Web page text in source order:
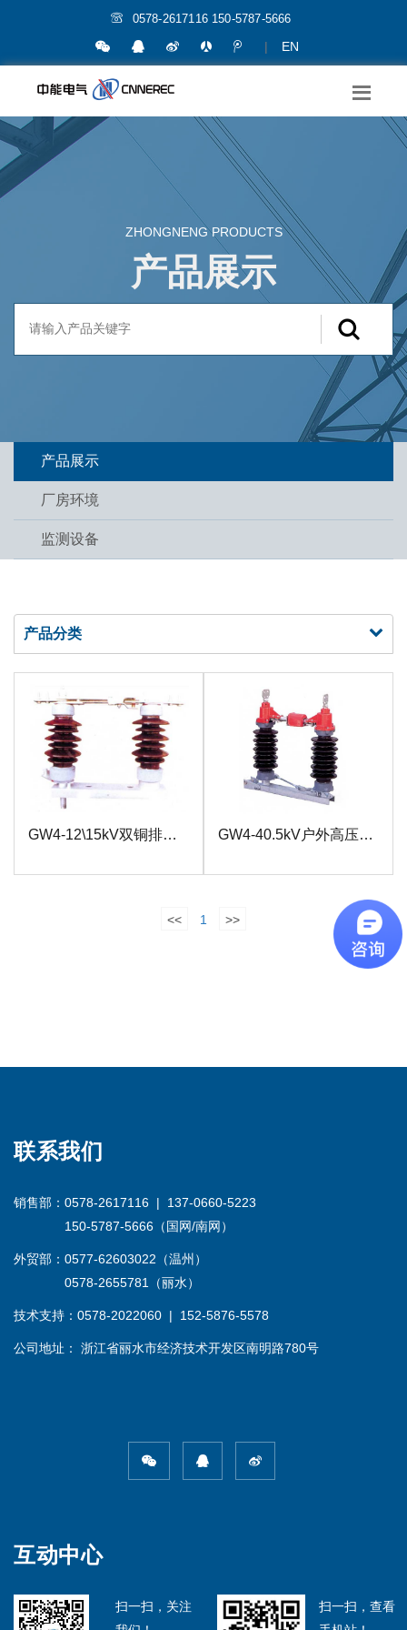
0578-2617116 150-5787-5666
| EN
ZHONGNENG PRODUCTS
产品展示
产品展示
厂房环境
监测设备
产品分类
GW4-12\15kV双铜排型户外高压隔离开关 GW4-40.5kV户外高压隔离开关
<< 1 >>
联系我们
销售部：0578-2617116 | 137-0660-5223
150-5787-5666（国网/南网）
外贸部：0577-62603022（温州）
0578-2655781（丽水）
技术支持：0578-2022060 | 152-5876-5578
公司地址： 浙江省丽水市经济技术开发区南明路780号
互动中心
扫一扫，关注
扫一扫，查看